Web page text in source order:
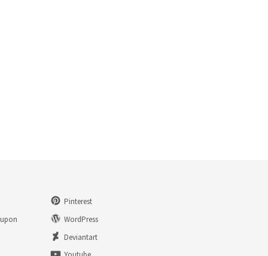
Pinterest
WordPress
Deviantart